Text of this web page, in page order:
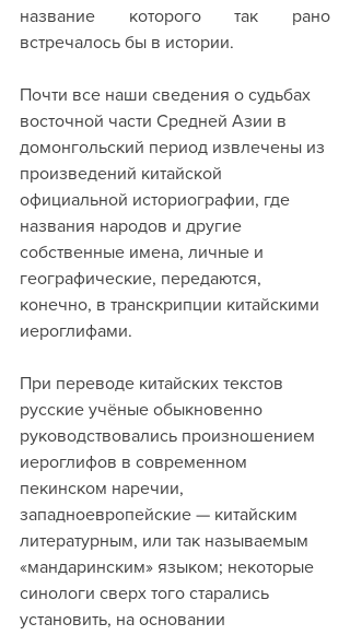
название которого так рано
встречалось бы в истории.
Почти все наши сведения о судьбах
восточной части Средней Азии в
домонгольский период извлечены из
произведений китайской
официальной историографии, где
названия народов и другие
собственные имена, личные и
географические, передаются,
конечно, в транскрипции китайскими
иероглифами.
При переводе китайских текстов
русские учёные обыкновенно
руководствовались произношением
иероглифов в современном
пекинском наречии,
западноевропейские — китайским
литературным, или так называемым
«мандаринским» языком; некоторые
синологи сверх того старались
установить, на основании